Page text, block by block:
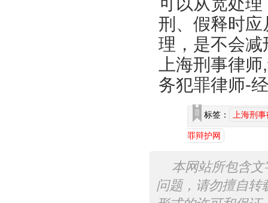
刑、假释时
理，是不会减
上海刑事律
务犯罪律师-
标签： 上海刑
罪辩护网
本网站所包含
问题，请勿擅自转